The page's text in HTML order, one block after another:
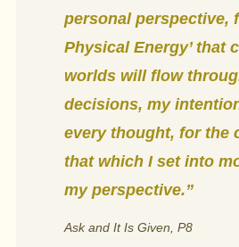
personal perspective,
Physical Energy’ that
worlds will flow
decisions, my
every thought, for the
that which I set into
my perspective.”
Ask and It Is Given, P8